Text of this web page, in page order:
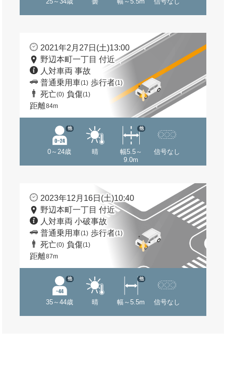
2021年2月27日(土)13:00
野辺本町一丁目 付近
人対車両 事故
普通乗用車(1) 歩行者(1)
死亡(0) 負傷(1)
距離84m
0～24歳
他
晴
幅5.5～
9.0m
他
信号なし
2023年12月16日(土)10:40
野辺本町一丁目 付近
人対車両 小破事故
普通乗用車(1) 歩行者(1)
死亡(0) 負傷(1)
距離87m
35～44歳
他
晴 幅～5.5m
他
信号なし